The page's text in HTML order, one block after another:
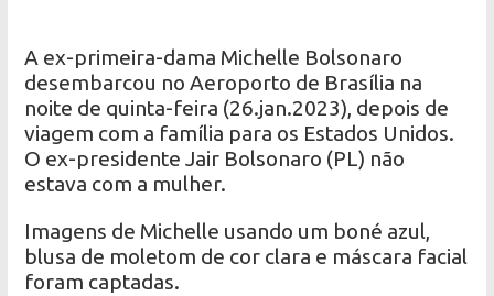
A ex-primeira-dama Michelle Bolsonaro
desembarcou no Aeroporto de Brasília na
noite de quinta-feira (26.jan.2023), depois de
viagem com a família para os Estados Unidos.
O ex-presidente Jair Bolsonaro (PL) não
estava com a mulher.
Imagens de Michelle usando um boné azul,
blusa de moletom de cor clara e máscara facial
foram captadas.